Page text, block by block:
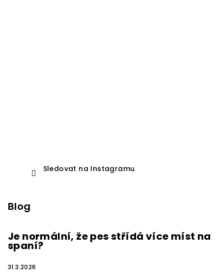
Sledovat na Instagramu
Blog
Je normální, že pes střídá více míst na
spaní?
31.3.2026